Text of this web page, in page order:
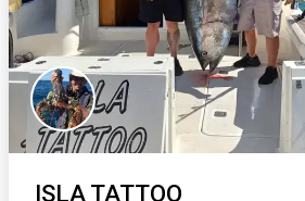
ISLA TATTOO